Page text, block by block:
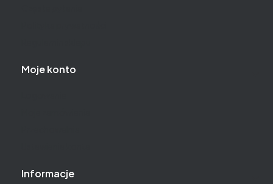
Moje konto
Informacje